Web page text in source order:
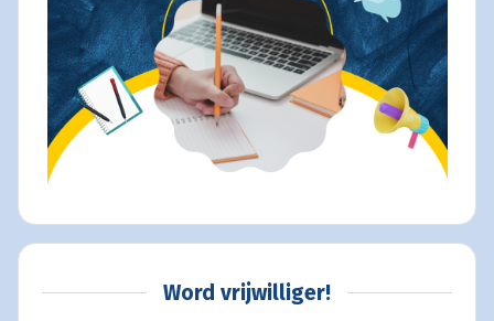
Word vrijwilliger!